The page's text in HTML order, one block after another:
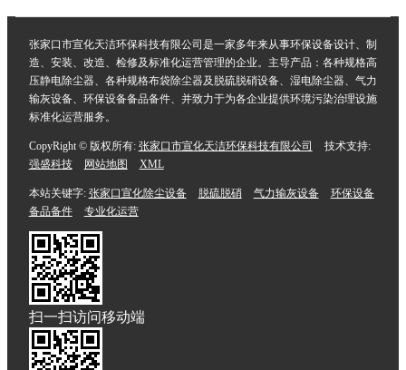
张家口市宣化天洁环保科技有限公司是一家多年来从事环保设备设计、制
造、安装、改造、检修及标准化运营管理的企业。主导产品：各种规格高
压静电除尘器、各种规格布袋除尘器及脱硫脱硝设备、湿电除尘器、气力
输灰设备、环保设备备品备件、并致力于为各企业提供环境污染治理设施
标准化运营服务。
CopyRight © 版权所有: 张家口市宣化天洁环保科技有限公司
技术支持:
强盛科技
网站地图 XML
本站关键字: 张家口宣化除尘设备 脱硫脱硝 气力输灰设备
环保设备
备品备件
专业化运营
扫一扫访问移动端